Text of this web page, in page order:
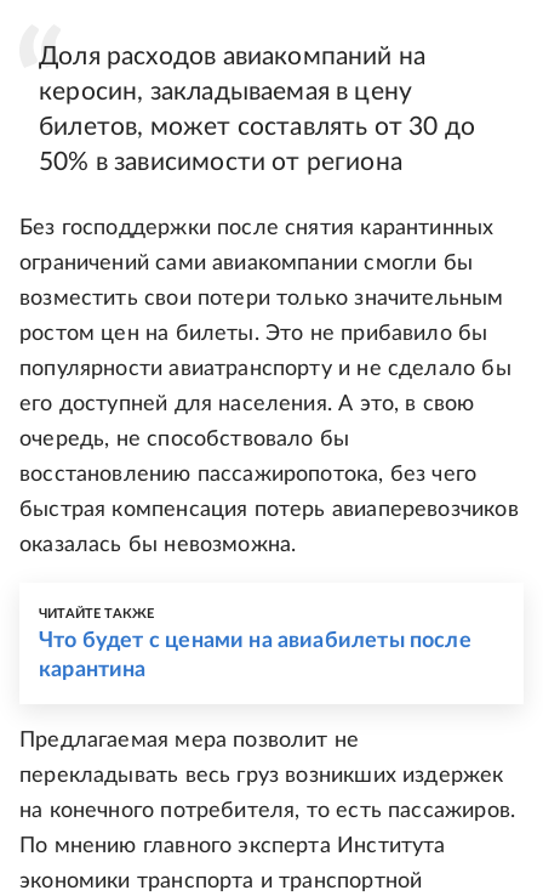
Доля расходов авиакомпаний на
керосин, закладываемая в цену
билетов, может составлять от 30 до
50% в зависимости от региона
Без господдержки после снятия карантинных
ограничений сами авиакомпании смогли бы
возместить свои потери только значительным
ростом цен на билеты. Это не прибавило бы
популярности авиатранспорту и не сделало бы
его доступней для населения. А это, в свою
очередь, не способствовало бы
восстановлению пассажиропотока, без чего
быстрая компенсация потерь авиаперевозчиков
оказалась бы невозможна.
ЧИТАЙТЕ ТАКЖЕ
Что будет с ценами на авиабилеты после
карантина
Предлагаемая мера позволит не
перекладывать весь груз возникших издержек
на конечного потребителя, то есть пассажиров.
По мнению главного эксперта Института
экономики транспорта и транспортной